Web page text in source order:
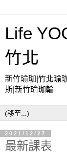
Life
竹北
新竹瑜珈|竹北瑜
斯|新竹瑜珈輪
2021/12/27
最新課表